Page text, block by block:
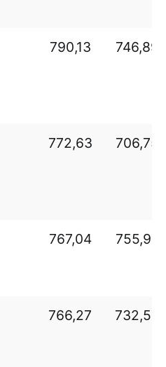
790,13 746,89
772,63 706,75
767,04 755,95
766,27 732,56